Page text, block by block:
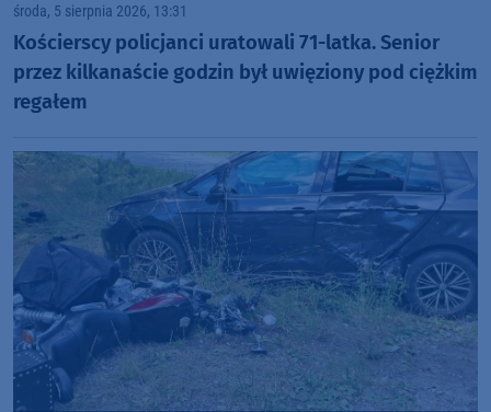
środa, 5 sierpnia 2026, 13:31
Kościerscy policjanci uratowali 71-latka. Senior
przez kilkanaście godzin był uwięziony pod ciężkim
regałem